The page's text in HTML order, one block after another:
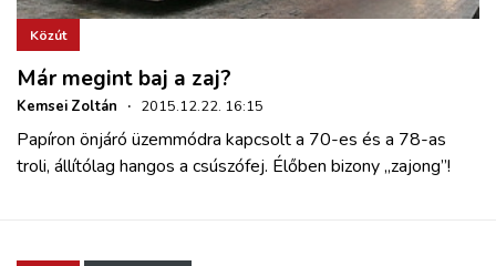
Közút
Már megint baj a zaj?
Kemsei Zoltán · 2015.12.22. 16:15
Papíron önjáró üzemmódra kapcsolt a 70-es és a 78-as
troli, állítólag hangos a csúszófej. Élőben bizony „zajong”!